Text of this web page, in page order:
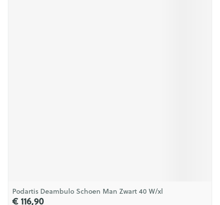
Podartis Deambulo Schoen Man Zwart 40 W/xl
€ 116,90